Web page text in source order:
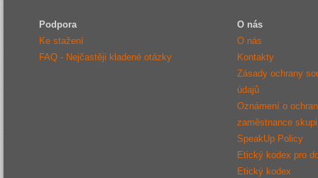
Podpora
Ke stažení
FAQ - Nejčastěji kladené otázky
O nás
O nás
Kontakty
Zásady ochrany
údajů
Oznámení o
zaměstnance
SpeakUp Policy
Etický kodex pro
Etický kodex